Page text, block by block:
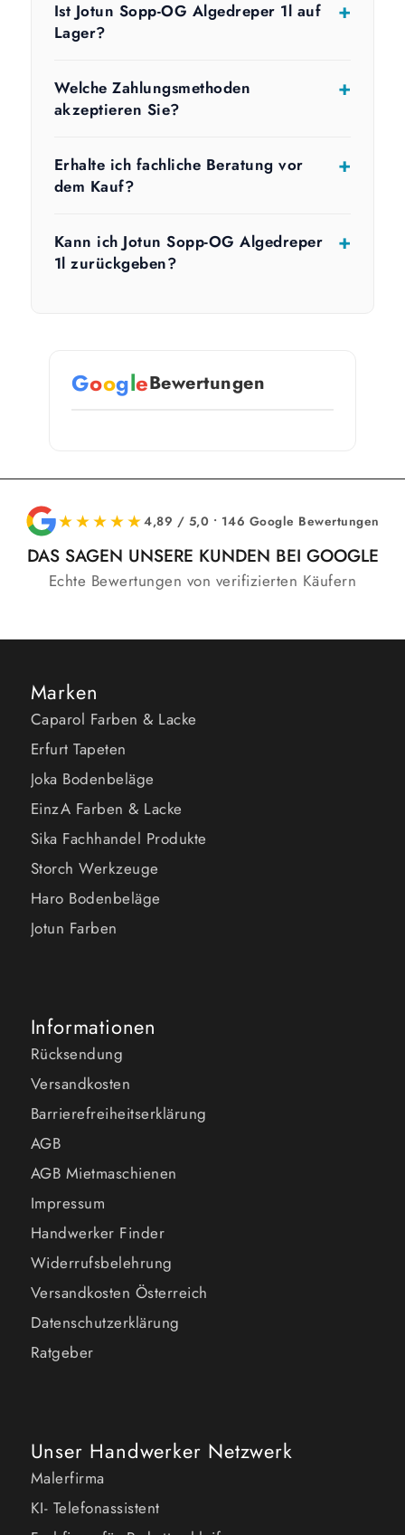
Ist Jotun Sopp-OG Algedreper 1l auf
Lager?
Welche Zahlungsmethoden
akzeptieren Sie?
Erhalte ich fachliche Beratung vor
dem Kauf?
Kann ich Jotun Sopp-OG Algedreper
1l zurückgeben?
GoogleBewertungen
★★★★★4,89 / 5,0 • 146 Google Bewertungen
DAS SAGEN UNSERE KUNDEN BEI GOOGLE
Echte Bewertungen von verifizierten Käufern
Marken
Caparol Farben & Lacke
Erfurt Tapeten
Joka Bodenbeläge
EinzA Farben & Lacke
Sika Fachhandel Produkte
Storch Werkzeuge
Haro Bodenbeläge
Jotun Farben
Informationen
Rücksendung
Versandkosten
Barrierefreiheitserklärung
AGB
AGB Mietmaschienen
Impressum
Handwerker Finder
Widerrufsbelehrung
Versandkosten Österreich
Datenschutzerklärung
Ratgeber
Unser Handwerker Netzwerk
Malerfirma
KI- Telefonassistent